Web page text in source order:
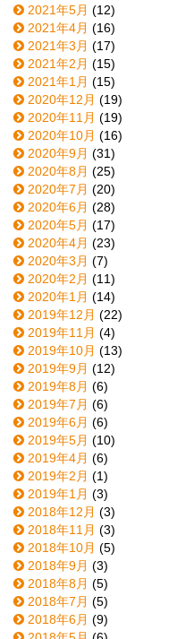
2021年5月 (12)
2021年4月 (16)
2021年3月 (17)
2021年2月 (15)
2021年1月 (15)
2020年12月 (19)
2020年11月 (19)
2020年10月 (16)
2020年9月 (31)
2020年8月 (25)
2020年7月 (20)
2020年6月 (28)
2020年5月 (17)
2020年4月 (23)
2020年3月 (7)
2020年2月 (11)
2020年1月 (14)
2019年12月 (22)
2019年11月 (4)
2019年10月 (13)
2019年9月 (12)
2019年8月 (6)
2019年7月 (6)
2019年6月 (6)
2019年5月 (10)
2019年4月 (6)
2019年2月 (1)
2019年1月 (3)
2018年12月 (3)
2018年11月 (3)
2018年10月 (5)
2018年9月 (3)
2018年8月 (5)
2018年7月 (5)
2018年6月 (9)